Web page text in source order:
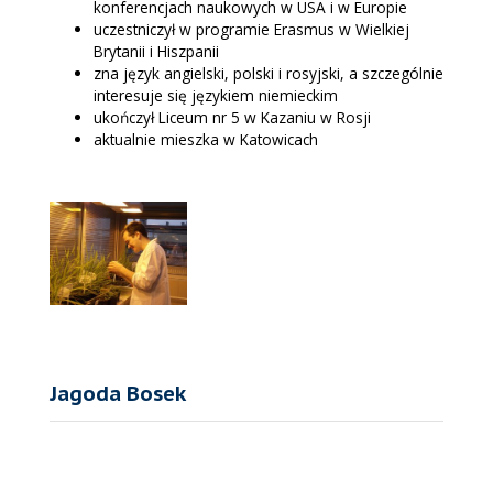
konferencjach naukowych w USA i w Europie
uczestniczył w programie Erasmus w Wielkiej
Brytanii i Hiszpanii
zna język angielski, polski i rosyjski, a szczególnie
interesuje się językiem niemieckim
ukończył Liceum nr 5 w Kazaniu w Rosji
aktualnie mieszka w Katowicach
Jagoda Bosek